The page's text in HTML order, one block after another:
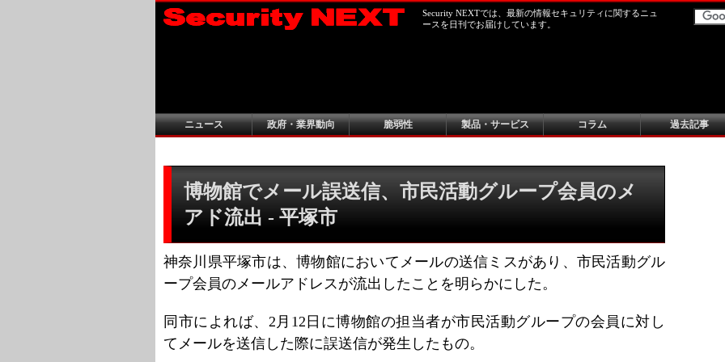
Security NEXTでは、最新の情報セキュリティに関するニュ
ースを日刊でお届けしています。
ニュース 政府・業界動向 脆弱性 製品・サービス コラム 過去記事
博物館でメール誤送信、市民活動グループ会員のメ
アド流出 - 平塚市
神奈川県平塚市は、博物館においてメールの送信ミスがあり、市民活動グル
ープ会員のメールアドレスが流出したことを明らかにした。
同市によれば、2月12日に博物館の担当者が市民活動グループの会員に対し
てメールを送信した際に誤送信が発生したもの。